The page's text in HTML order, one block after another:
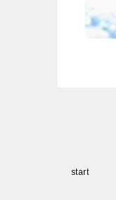
投start